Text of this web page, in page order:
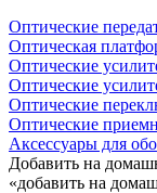
Оптические
Оптическая
Оптические
Оптические
Оптические
Оптические
Аксессуары для
Добавить на
«добавить на